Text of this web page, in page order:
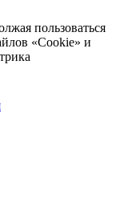
пользоваться
«Cookie» и